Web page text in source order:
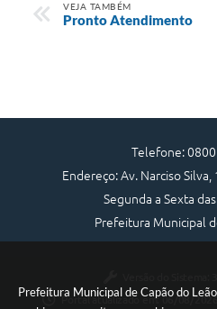
Prefeitura Municipal de Capão do
VEJA TAMBÉM
Pronto Atendimento
Telefone:
Endereço: Av. Narciso
Segunda a Sexta
Prefeitura Municipal
Portal atualizado em:06/08/2026